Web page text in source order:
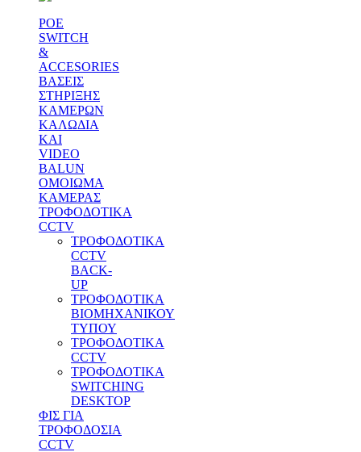
POE
SWITCH
&
ACCESORIES
ΒΑΣΕΙΣ
ΣΤΗΡΙΞΗΣ
ΚΑΜΕΡΩΝ
ΚΑΛΩΔΙΑ
ΚΑΙ
VIDEO
BALUN
ΟΜΟΙΩΜΑ
ΚΑΜΕΡΑΣ
ΤΡΟΦΟΔΟΤΙΚΑ
CCTV
ΤΡΟΦΟΔΟΤΙΚΑ
CCTV
BACK-
UP
ΤΡΟΦΟΔΟΤΙΚΑ
ΒΙΟΜΗΧΑΝΙΚΟΥ
ΤΥΠΟΥ
ΤΡΟΦΟΔΟΤΙΚΑ
CCTV
ΤΡΟΦΟΔΟΤΙΚΑ
SWITCHING
DESKTOP
ΦΙΣ ΓΙΑ
ΤΡΟΦΟΔΟΣΙΑ
CCTV